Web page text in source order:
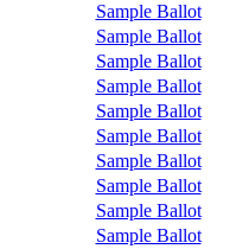
Sample Ballot
Sample Ballot
Sample Ballot
Sample Ballot
Sample Ballot
Sample Ballot
Sample Ballot
Sample Ballot
Sample Ballot
Sample Ballot